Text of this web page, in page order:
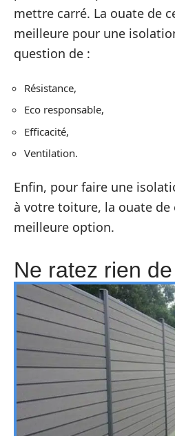
mettre carré. La ouate de
meilleure pour une
question de :
Résistance,
Eco responsable,
Efficacité,
Ventilation.
Enfin, pour faire une
à votre toiture, la ouate de
meilleure option.
Ne ratez rien